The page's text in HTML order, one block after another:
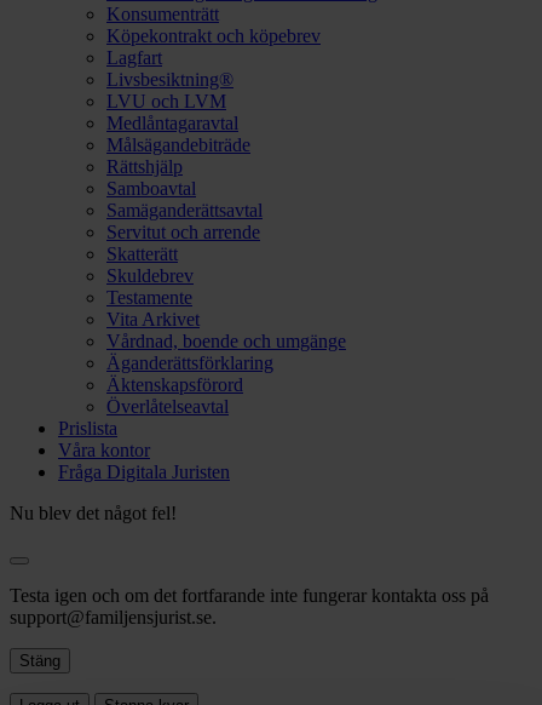
Konsumenträtt
Köpekontrakt och köpebrev
Lagfart
Livsbesiktning®
LVU och LVM
Medlåntagaravtal
Målsägandebiträde
Rättshjälp
Samboavtal
Samäganderättsavtal
Servitut och arrende
Skatterätt
Skuldebrev
Testamente
Vita Arkivet
Vårdnad, boende och umgänge
Äganderättsförklaring
Äktenskapsförord
Överlåtelseavtal
Prislista
Våra kontor
Fråga Digitala Juristen
Nu blev det något fel!
Testa igen och om det fortfarande inte fungerar kontakta oss på
support@familjensjurist.se.
Stäng